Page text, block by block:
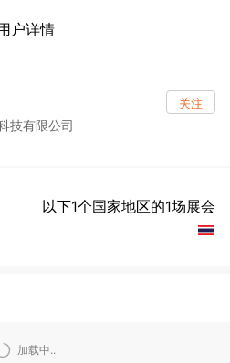
户详情
技有限公司
关注
以下1个国家地区的1场展会
加载中..